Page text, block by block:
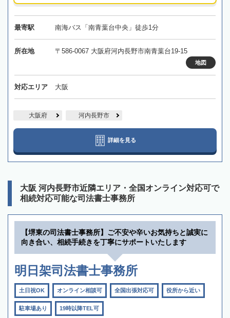
最寄駅 南海バス「南青葉台中央」徒歩1分
所在地 〒586-0067 大阪府河内長野市南青葉台19-15
地図
対応エリア 大阪
大阪府 河内長野市
詳細を見る
大阪 河内長野市近隣エリア・全国オンライン対応可で
相続対応可能な司法書士事務所
【堺東の司法書士事務所】ご不安や辛いお気持ちと誠実に
向き合い、相続手続きを丁寧にサポートいたします
明日架司法書士事務所
土日祝OK オンライン相談可 全国出張対応可 役所から近い
駐車場あり 19時以降TEL可